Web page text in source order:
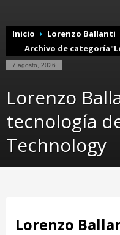
Inicio
Lorenzo Ballanti
Archivo de
7 agosto, 2026
Lorenzo
tecnología
Technology
Lorenzo